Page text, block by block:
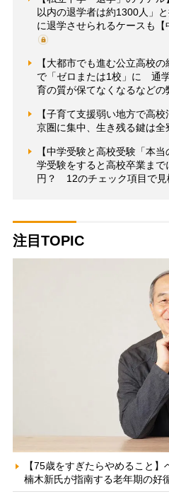
以内の退学者は約1300人」
に退学させられるケースも【
【大都市でも進む公立高校
で「ゼロまたは1校」に 通
育の質が保てなくなるなどの
【子育て支援弱い地方で高
京圏に集中、生き残る鍵は
【中学受験と高校受験「本
学受験をすると高校卒業ま
円？ 12のチェック項目で見
注目TOPIC
【75歳をすぎたらやめること
楠木新氏が指南する老年期の好